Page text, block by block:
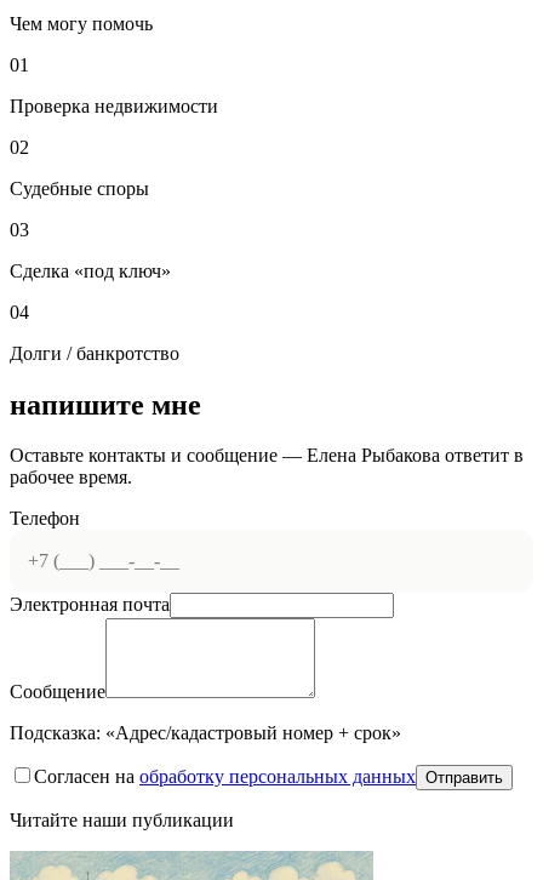
Чем могу помочь
01
Проверка недвижимости
02
Судебные споры
03
Сделка «под ключ»
04
Долги / банкротство
напишите мне
Оставьте контакты и сообщение — Елена Рыбакова ответит в
рабочее время.
Телефон
Электронная почта
Сообщение
Подсказка: «Адрес/кадастровый номер + срок»
Согласен на обработку персональных данных Отправить
Читайте наши публикации